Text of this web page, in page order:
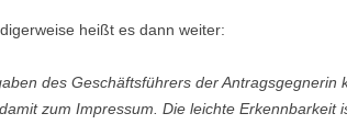
heißt es dann weiter:
des Geschäftsführers der Antragsgegnerin
zum Impressum. Die leichte Erkennbarkeit